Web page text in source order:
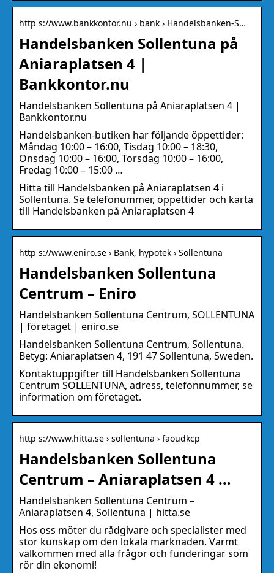
http s://www.bankkontor.nu › bank › Handelsbanken-S…
Handelsbanken Sollentuna på
Aniaraplatsen 4 |
Bankkontor.nu
Handelsbanken Sollentuna på Aniaraplatsen 4 |
Bankkontor.nu
Handelsbanken-butiken har följande öppettider:
Måndag 10:00 – 16:00, Tisdag 10:00 – 18:30,
Onsdag 10:00 – 16:00, Torsdag 10:00 – 16:00,
Fredag 10:00 – 15:00 …
Hitta till Handelsbanken på Aniaraplatsen 4 i
Sollentuna. Se telefonummer, öppettider och karta
till Handelsbanken på Aniaraplatsen 4
http s://www.eniro.se › Bank, hypotek › Sollentuna
Handelsbanken Sollentuna
Centrum – Eniro
Handelsbanken Sollentuna Centrum, SOLLENTUNA
| företaget | eniro.se
Handelsbanken Sollentuna Centrum, Sollentuna.
Betyg: Aniaraplatsen 4, 191 47 Sollentuna, Sweden.
Kontaktuppgifter till Handelsbanken Sollentuna
Centrum SOLLENTUNA, adress, telefonnummer, se
information om företaget.
http s://www.hitta.se › sollentuna › faoudkcp
Handelsbanken Sollentuna
Centrum – Aniaraplatsen 4 …
Handelsbanken Sollentuna Centrum –
Aniaraplatsen 4, Sollentuna | hitta.se
Hos oss möter du rådgivare och specialister med
stor kunskap om den lokala marknaden. Varmt
välkommen med alla frågor och funderingar som
rör din ekonomi!